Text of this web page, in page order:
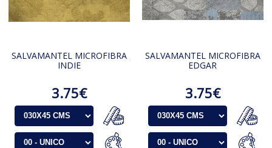
SALVAMANTEL MICROFIBRA
INDIE
3.75€
SALVAMANTEL MICROFIBRA
EDGAR
3.75€